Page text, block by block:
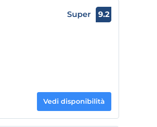
Super 9.2
Vedi disponibilità